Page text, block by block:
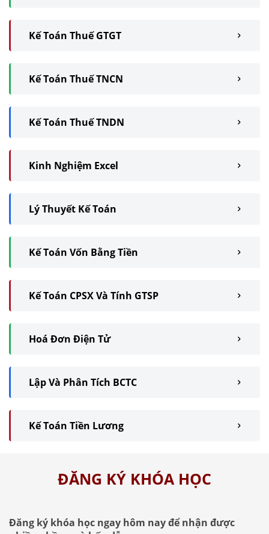
Kế Toán Thuế GTGT
Kế Toán Thuế TNCN
Kế Toán Thuế TNDN
Kinh Nghiệm Excel
Lý Thuyết Kế Toán
Kế Toán Vốn Bằng Tiền
Kế Toán CPSX Và Tính GTSP
Hoá Đơn Điện Tử
Lập Và Phân Tích BCTC
Kế Toán Tiền Lương
ĐĂNG KÝ KHÓA HỌC
Đăng ký khóa học ngay hôm nay để nhận được